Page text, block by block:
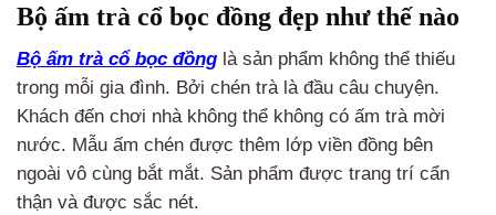
Bộ ấm trà cổ bọc đồng đẹp như thế nào
Bộ ấm trà cổ bọc đồng là sản phẩm không thể thiếu
trong mỗi gia đình. Bởi chén trà là đầu câu chuyện.
Khách đến chơi nhà không thể không có ấm trà mời
nước. Mẫu ấm chén được thêm lớp viền đồng bên
ngoài vô cùng bắt mắt. Sản phẩm được trang trí cẩn
thận và được sắc nét.